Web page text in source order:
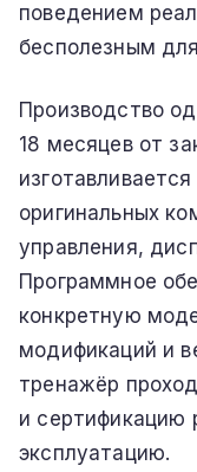
поведением
бесполезным
Производство
18 месяцев от
оригинальных
управления,
Программное
конкретную
модификаций и
тренажёр
и сертификацию
эксплуатацию.